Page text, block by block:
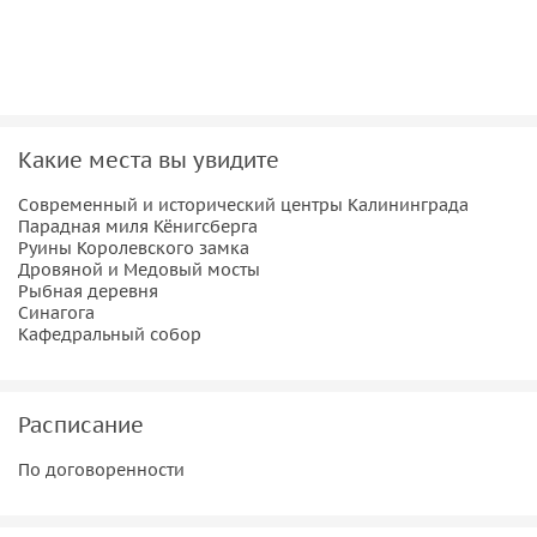
Какие места вы увидите
Современный и исторический центры Калининграда
Парадная миля Кёнигсберга
Руины Королевского замка
Дровяной и Медовый мосты
Рыбная деревня
Синагога
Кафедральный собор
Расписание
По договоренности